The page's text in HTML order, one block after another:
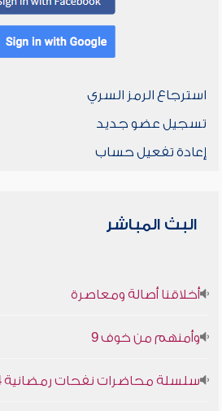
استرجاع الرمز السري
تسجيل عضو جديد
إعادة تفعيل حساب
البث المباشر
أخلاقنا أصالة ومعاصرة
وأمنهم من خوف 9
سلسلة محاضرات نفحات رمضانية 1444هـ